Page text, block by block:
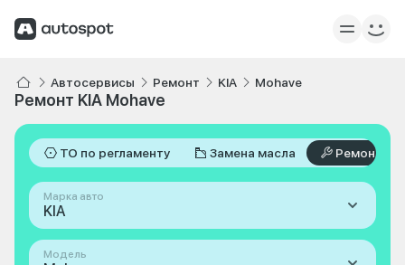
Автосервисы Ремонт KIA Mohave
Ремонт KIA Mohave
ТО по регламенту Замена масла Ремонт
Марка авто
KIA
Модель